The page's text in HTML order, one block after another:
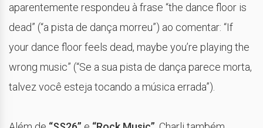
aparentemente respondeu à frase “the dance floor is
dead” (“a pista de dança morreu”) ao comentar: “If
your dance floor feels dead, maybe you’re playing the
wrong music” (“Se a sua pista de dança parece morta,
talvez você esteja tocando a música errada”).